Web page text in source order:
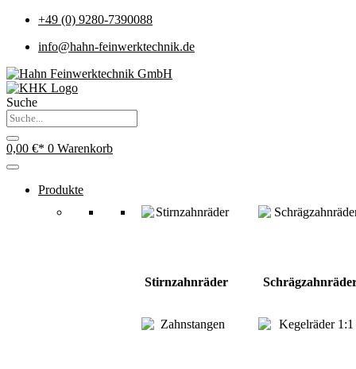
+49 (0) 9280-7390088
info@hahn-feinwerktechnik.de
Suche
0,00 € 0 Warenkorb
Produkte
Stirnzahnräder